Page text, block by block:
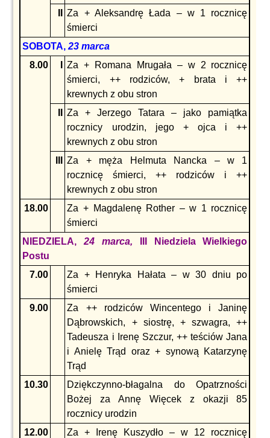
Za + Aleksandrę Łada – w 1 rocznicę
śmierci
SOBOTA,23 marca
8.00
Za + Romana Mrugała – w 2 rocznicę
śmierci, ++ rodziców, + brata i ++
krewnych z obu stron
Za + Jerzego Tatara – jako pamiątka
rocznicy urodzin, jego + ojca i ++
krewnych z obu stron
Za + męża Helmuta Nancka – w 1
rocznicę śmierci, ++ rodziców i ++
krewnych z obu stron
18.00
Za + Magdalenę Rother – w 1 rocznicę
śmierci
NIEDZIELA,24 marca,
III Niedziela Wielkiego
Postu
7.00
Za + Henryka Hałata – w 30 dniu po
śmierci
9.00
Za ++ rodziców Wincentego i Janinę
Dąbrowskich, + siostrę, + szwagra, ++
Tadeusza i Irenę Szczur, ++ teściów Jana
i Anielę Trąd oraz + synową Katarzynę
Trąd
10.30
Dziękczynno-błagalna do Opatrzności
Bożej za Annę Więcek z okazji 85
rocznicy urodzin
12.00
Za + Irenę Kuszydło – w 12 rocznicę